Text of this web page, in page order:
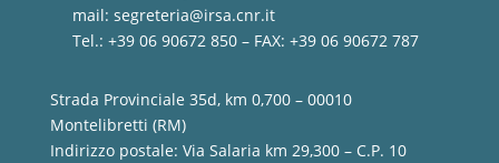
mail: segreteria@irsa.cnr.it
Tel.: +39 06 90672 850 – FAX: +39 06 90672 787
Strada Provinciale 35d, km 0,700 – 00010
Montelibretti (RM)
Indirizzo postale: Via Salaria km 29,300 – C.P. 10